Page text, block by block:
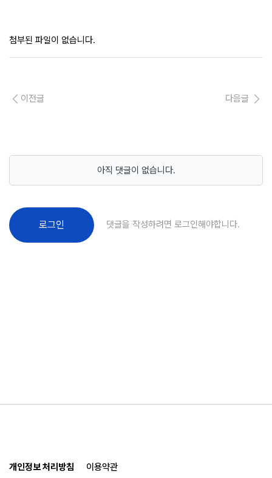
첨부된 파일이 없습니다.
이전글 다음글
아직 댓글이 없습니다.
로그인 댓글을 작성하려면 로그인해야합니다.
개인정보 처리방침 이용약관